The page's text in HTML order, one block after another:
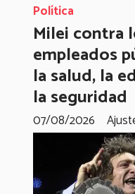
Milei contra
empleados
la salud, la
la seguridad
Política
07/08/2026